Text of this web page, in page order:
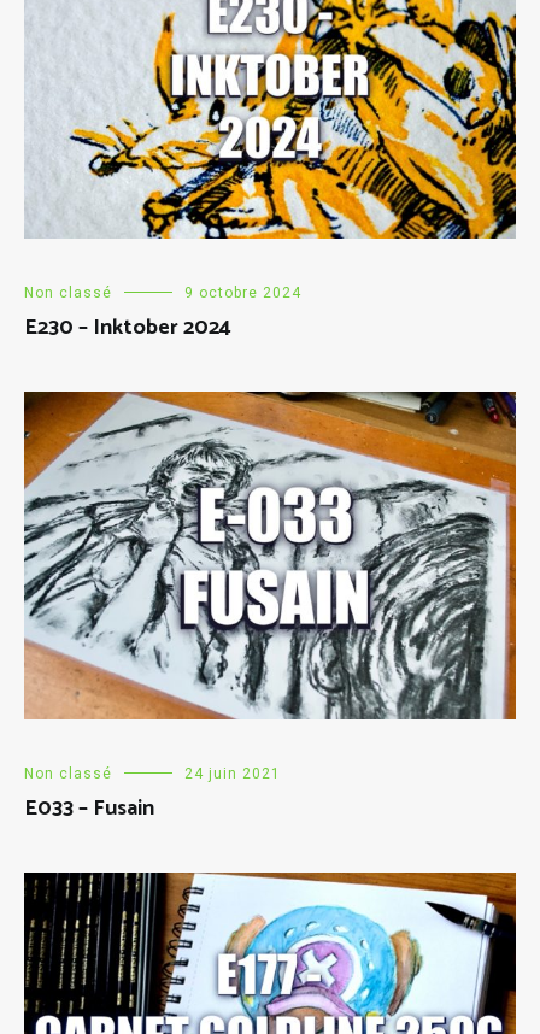
Non classé 9 octobre 2024
E230 – Inktober 2024
Non classé 24 juin 2021
E033 – Fusain